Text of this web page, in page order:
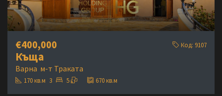
€400,000 Код: 9107
Къща
Варна м-т Траката
170 кв.м 3 5 670 кв.м